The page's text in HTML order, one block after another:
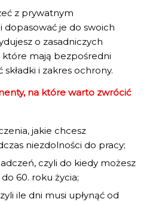
z prywatnym
je do swoich
o zasadniczych
mają bezpośredni
składki i zakres ochrony.
na które warto zwrócić
jakie chcesz
niezdolności do pracy;
czyli do kiedy możesz
60. roku życia;
ile dni musi upłynąć od